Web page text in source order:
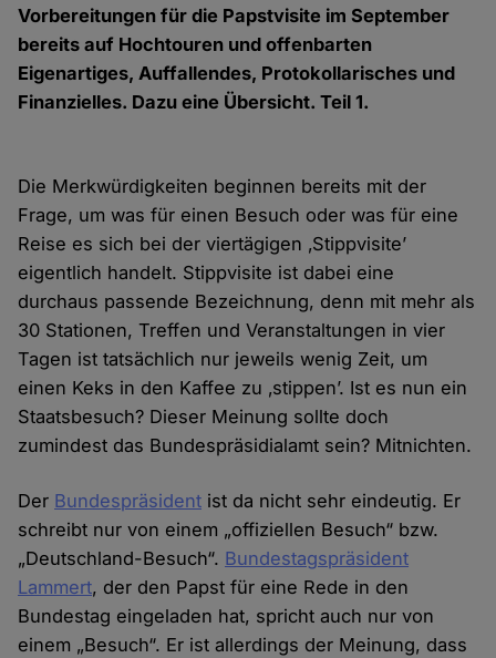
Vorbereitungen für die Papstvisite im September
bereits auf Hochtouren und offenbarten
Eigenartiges, Auffallendes, Protokollarisches und
Finanzielles. Dazu eine Übersicht. Teil 1.
Die Merkwürdigkeiten beginnen bereits mit der
Frage, um was für einen Besuch oder was für eine
Reise es sich bei der viertägigen ‚Stippvisite’
eigentlich handelt. Stippvisite ist dabei eine
durchaus passende Bezeichnung, denn mit mehr als
30 Stationen, Treffen und Veranstaltungen in vier
Tagen ist tatsächlich nur jeweils wenig Zeit, um
einen Keks in den Kaffee zu ‚stippen’. Ist es nun ein
Staatsbesuch? Dieser Meinung sollte doch
zumindest das Bundespräsidialamt sein? Mitnichten.
Der Bundespräsident ist da nicht sehr eindeutig. Er
schreibt nur von einem „offiziellen Besuch“ bzw.
„Deutschland-Besuch“. Bundestagspräsident
Lammert, der den Papst für eine Rede in den
Bundestag eingeladen hat, spricht auch nur von
einem „Besuch“. Er ist allerdings der Meinung, dass